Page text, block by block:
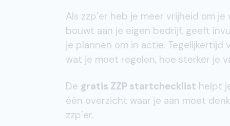
Als zzp’er heb je meer vrijheid om
bouwt aan je eigen bedrijf, geeft
je plannen om in actie.
wat je moet regelen, hoe sterker je
De gratis ZZP startchecklist helpt
één overzicht waar je aan moet
zzp’er.